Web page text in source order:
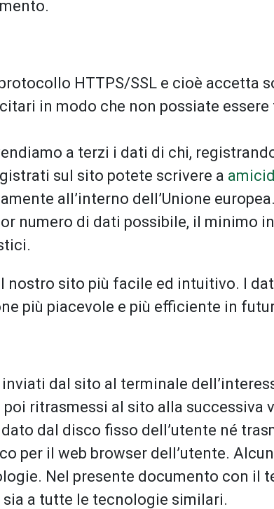
HTTPS/SSL e cioè accetta
in modo che non possiate
a terzi i dati di chi,
sul sito potete scrivere a
all’interno dell’Unione europea.
numero di dati possibile, il minimo
nostro sito più facile ed intuitivo. I
più piacevole e più efficiente in
dal sito al terminale
ritrasmessi al sito alla successiva
dal disco fisso dell’utente né
per il web browser dell’utente.
Nel presente documento con il
a tutte le tecnologie similari.